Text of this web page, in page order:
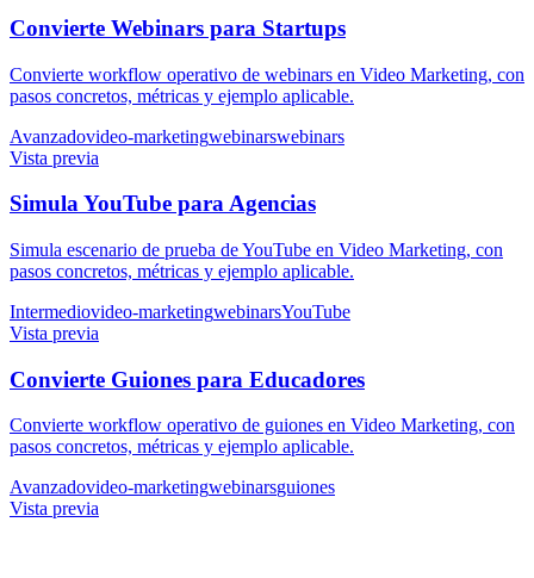
Convierte Webinars para Startups
Convierte workflow operativo de webinars en Video Marketing, con
pasos concretos, métricas y ejemplo aplicable.
Avanzadovideo-marketingwebinarswebinars
Vista previa
Simula YouTube para Agencias
Simula escenario de prueba de YouTube en Video Marketing, con
pasos concretos, métricas y ejemplo aplicable.
Intermediovideo-marketingwebinarsYouTube
Vista previa
Convierte Guiones para Educadores
Convierte workflow operativo de guiones en Video Marketing, con
pasos concretos, métricas y ejemplo aplicable.
Avanzadovideo-marketingwebinarsguiones
Vista previa